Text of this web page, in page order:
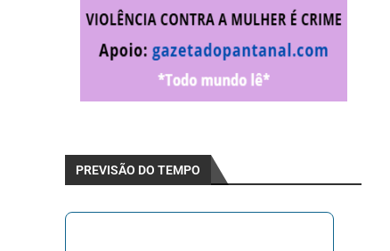
PREVISÃO DO TEMPO